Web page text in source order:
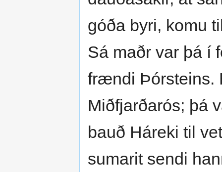
góða byri, komu
Sá maðr var þá í
frændi Þórsteins.
Miðfjarðarós; þá
bauð Háreki til
sumarit sendi